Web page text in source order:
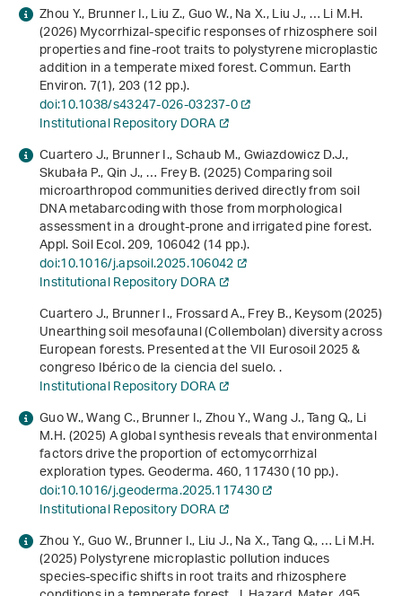
Zhou Y., Brunner I., Liu Z., Guo W., Na X., Liu J., … Li M.H.
(2026) Mycorrhizal-specific responses of rhizosphere soil
properties and fine-root traits to polystyrene microplastic
addition in a temperate mixed forest. Commun. Earth
Environ.7(1), 203 (12 pp.).
doi:10.1038/s43247-026-03237-0
Institutional Repository DORA
Cuartero J., Brunner I., Schaub M., Gwiazdowicz D.J.,
Skubała P., Qin J., … Frey B. (2025) Comparing soil
microarthropod communities derived directly from soil
DNA metabarcoding with those from morphological
assessment in a drought-prone and irrigated pine forest.
Appl. Soil Ecol.209, 106042 (14 pp.).
doi:10.1016/j.apsoil.2025.106042
Institutional Repository DORA
Cuartero J., Brunner I., Frossard A., Frey B., Keysom (2025)
Unearthing soil mesofaunal (Collembolan) diversity across
European forests. Presented at the VII Eurosoil 2025 &
congreso Ibérico de la ciencia del suelo. .
Institutional Repository DORA
Guo W., Wang C., Brunner I., Zhou Y., Wang J., Tang Q., Li
M.H. (2025) A global synthesis reveals that environmental
factors drive the proportion of ectomycorrhizal
exploration types. Geoderma.460, 117430 (10 pp.).
doi:10.1016/j.geoderma.2025.117430
Institutional Repository DORA
Zhou Y., Guo W., Brunner I., Liu J., Na X., Tang Q., … Li M.H.
(2025) Polystyrene microplastic pollution induces
species-specific shifts in root traits and rhizosphere